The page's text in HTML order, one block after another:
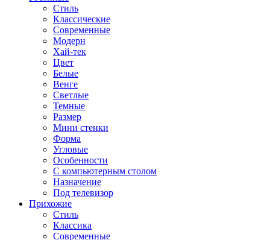
Стиль
Классические
Современные
Модерн
Хай-тек
Цвет
Белые
Венге
Светлые
Темные
Размер
Мини стенки
Форма
Угловые
Особенности
С компьютерным столом
Назначение
Под телевизор
Прихожие
Стиль
Классика
Современные